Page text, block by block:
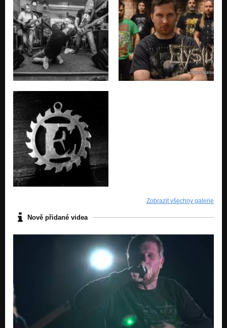
Zobrazit všechny galerie
Nově přidané videa